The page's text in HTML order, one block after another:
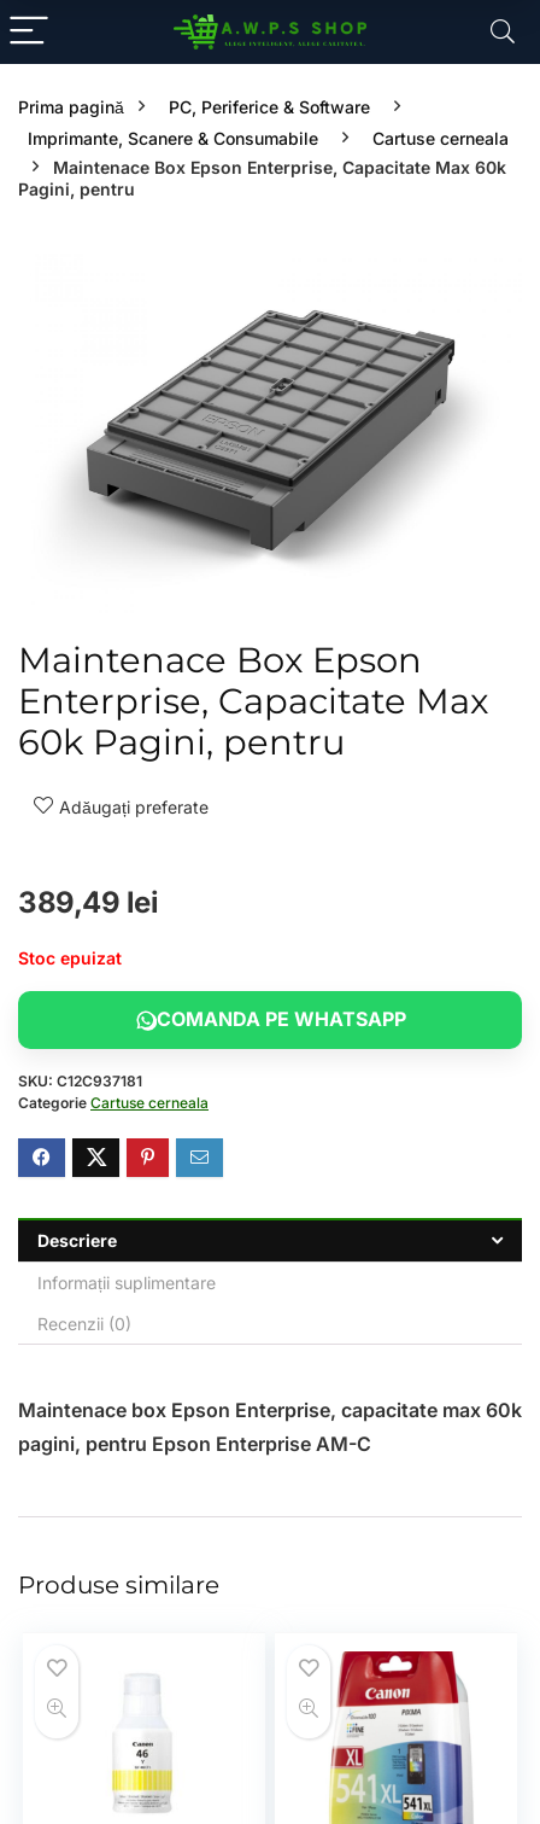
Prima pagină
PC, Periferice & Software
Imprimante, Scanere & Consumabile
Cartuse cerneala
Maintenace Box Epson Enterprise, Capacitate Max 60k
Pagini, pentru
Maintenace Box Epson
Enterprise, Capacitate Max
60k Pagini, pentru
Adăugați preferate
389,49 lei
Stoc epuizat
COMANDA PE WHATSAPP
SKU: C12C937181
Categorie Cartuse cerneala
Descriere
Informații suplimentare
Recenzii (0)
Maintenace box Epson Enterprise, capacitate max 60k
pagini, pentru Epson Enterprise AM-C
Produse similare